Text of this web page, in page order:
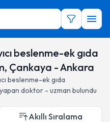
beslenme-ek gıda
Çankaya - Ankara
beslenme-ek gıda
doktor - uzman bulundu
Akıllı Sıralama